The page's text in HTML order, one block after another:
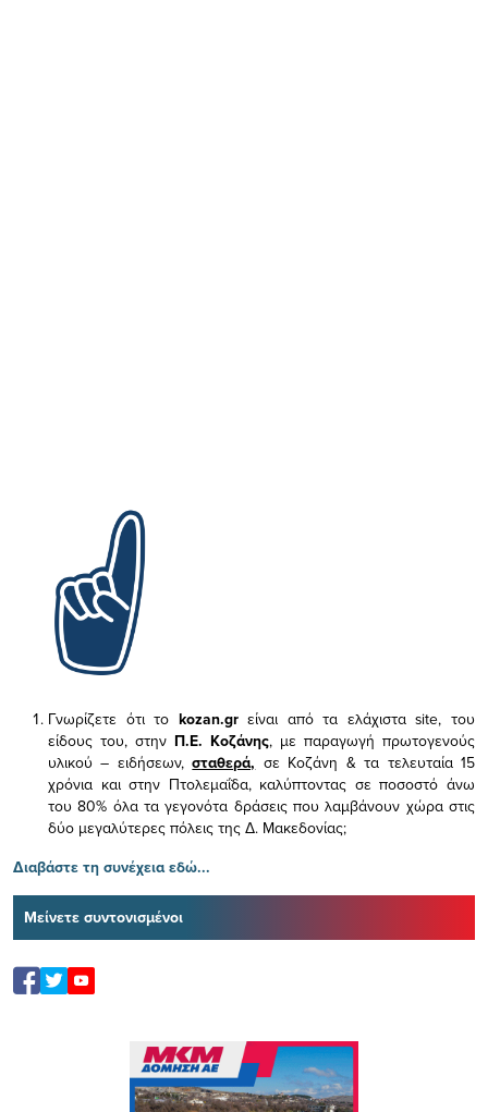
Γνωρίζετε ότι το kozan.gr είναι από τα ελάχισταsite, του
είδους του, στην Π.Ε. Κοζάνης, με παραγωγή πρωτογενούς
υλικού – ειδήσεων,σταθερά, σε Κοζάνη & τα τελευταία 15
χρόνια και στην Πτολεμαΐδα, καλύπτοντας σε ποσοστό άνω
του 80% όλα τα γεγονότα δράσεις που λαμβάνουν χώρα στις
δύο μεγαλύτερες πόλεις της Δ. Μακεδονίας;
Διαβάστε τη συνέχεια εδώ...
Μείνετε συντονισμένοι